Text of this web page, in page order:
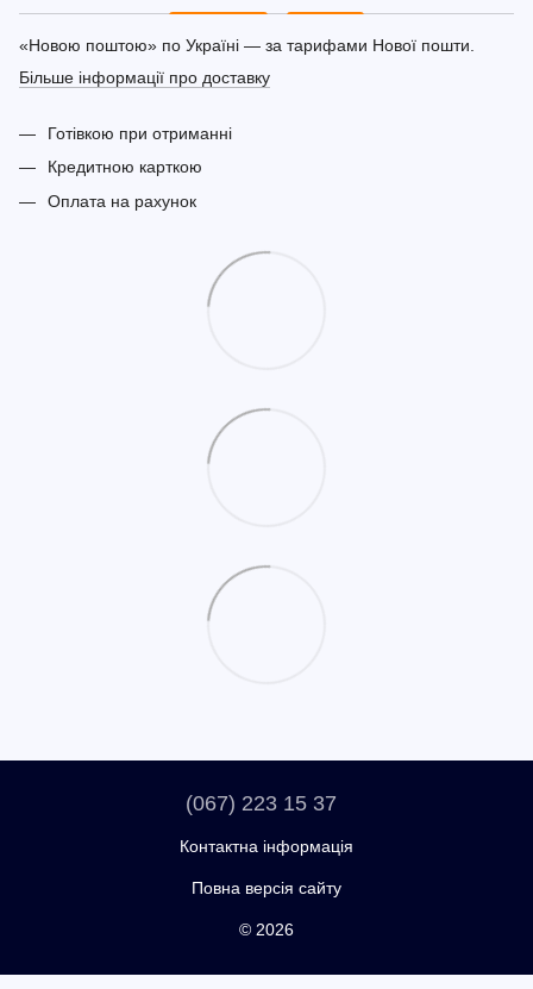
«Новою поштою» по Україні — за тарифами Нової пошти.
Більше інформації про доставку
Готівкою при отриманні
Кредитною карткою
Оплата на рахунок
(067) 223 15 37
Контактна інформація
Повна версія сайту
© 2026